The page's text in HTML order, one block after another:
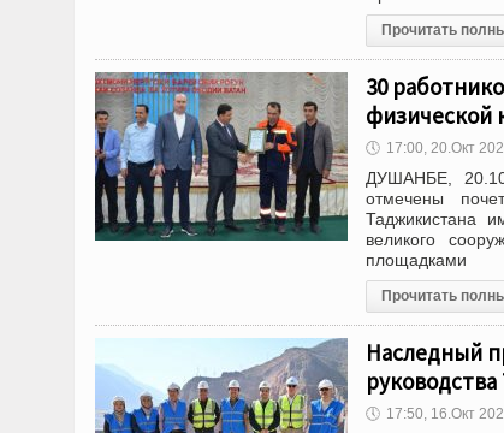
Прочитать
30
физической
🕔 17:00, 20.Окт
ДУШАНБЕ,
отмечены
Таджикистана
великого
площадками
Прочитать
Наследный
🕔 17:50, 16.Окт